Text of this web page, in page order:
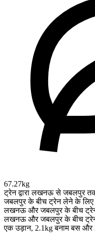
67.27kg
ट्रेन द्वारा लखनऊ से जबलपुर तक
जबलपुर के बीच ट्रेन लेने के लिए
लखनऊ और जबलपुर के बीच
लखनऊ और जबलपुर के बीच
एक उड़ान, 2.1kg बनाम बस और